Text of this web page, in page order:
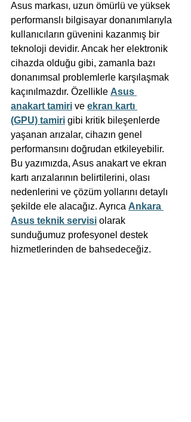
Asus markası, uzun ömürlü ve yüksek
performanslı bilgisayar donanımlarıyla
kullanıcıların güvenini kazanmış bir
teknoloji devidir. Ancak her elektronik
cihazda olduğu gibi, zamanla bazı
donanımsal problemlerle karşılaşmak
kaçınılmazdır. Özellikle Asus
anakart tamiri ve ekran kartı
(GPU) tamiri gibi kritik bileşenlerde
yaşanan arızalar, cihazın genel
performansını doğrudan etkileyebilir.
Bu yazımızda, Asus anakart ve ekran
kartı arızalarının belirtilerini, olası
nedenlerini ve çözüm yollarını detaylı
şekilde ele alacağız. Ayrıca Ankara
Asus teknik servisi olarak
sunduğumuz profesyonel destek
hizmetlerinden de bahsedeceğiz.